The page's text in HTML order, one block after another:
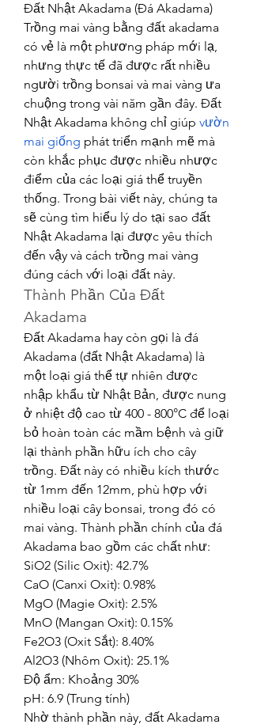
Đất Nhật Akadama (Đá Akadama)
Trồng mai vàng bằng đất akadama
có vẻ là một phương pháp mới lạ,
nhưng thực tế đã được rất nhiều
người trồng bonsai và mai vàng ưa
chuộng trong vài năm gần đây. Đất
Nhật Akadama không chỉ giúp vườn
mai giống phát triển mạnh mẽ mà
còn khắc phục được nhiều nhược
điểm của các loại giá thể truyền
thống. Trong bài viết này, chúng ta
sẽ cùng tìm hiểu lý do tại sao đất
Nhật Akadama lại được yêu thích
đến vậy và cách trồng mai vàng
đúng cách với loại đất này.
Thành Phần Của Đất
Akadama
Đất Akadama hay còn gọi là đá
Akadama (đất Nhật Akadama) là
một loại giá thể tự nhiên được
nhập khẩu từ Nhật Bản, được nung
ở nhiệt độ cao từ 400 - 800°C để loại
bỏ hoàn toàn các mầm bệnh và giữ
lại thành phần hữu ích cho cây
trồng. Đất này có nhiều kích thước
từ 1mm đến 12mm, phù hợp với
nhiều loại cây bonsai, trong đó có
mai vàng. Thành phần chính của đá
Akadama bao gồm các chất như:
SiO2 (Silic Oxit): 42.7%
CaO (Canxi Oxit): 0.98%
MgO (Magie Oxit): 2.5%
MnO (Mangan Oxit): 0.15%
Fe2O3 (Oxit Sắt): 8.40%
Al2O3 (Nhôm Oxit): 25.1%
Độ ẩm: Khoảng 30%
pH: 6.9 (Trung tính)
Nhờ thành phần này, đất Akadama